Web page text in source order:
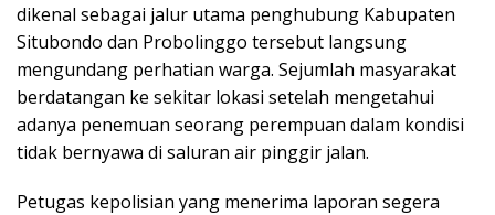
dikenal sebagai jalur utama penghubung Kabupaten
Situbondo dan Probolinggo tersebut langsung
mengundang perhatian warga. Sejumlah masyarakat
berdatangan ke sekitar lokasi setelah mengetahui
adanya penemuan seorang perempuan dalam kondisi
tidak bernyawa di saluran air pinggir jalan.
Petugas kepolisian yang menerima laporan segera